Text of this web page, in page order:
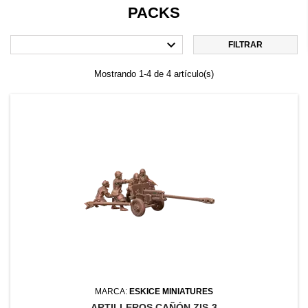
PACKS
 FILTRAR
Mostrando 1-4 de 4 artículo(s)
MARCA: ESKICE MINIATURES